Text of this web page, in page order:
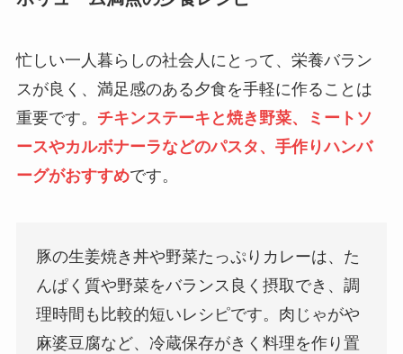
忙しい一人暮らしの社会人にとって、栄養バラン
スが良く、満足感のある夕食を手軽に作ることは
重要です。 チキンステーキと焼き野菜、ミートソ
ースやカルボナーラなどのパスタ、手作りハンバ
ーグがおすすめです。
豚の生姜焼き丼や野菜たっぷりカレーは、た
んぱく質や野菜をバランス良く摂取でき、調
理時間も比較的短いレシピです。肉じゃがや
麻婆豆腐など、冷蔵保存がきく料理を作り置